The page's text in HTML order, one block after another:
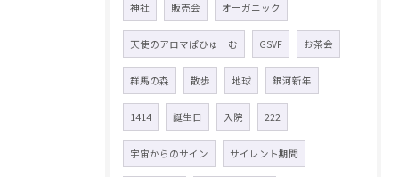
神社 販売会 オーガニック
天使のアロマぱひゅーむ GSVF お茶会
群馬の森 散歩 地球 銀河新年
1414 誕生日 入院 222
宇宙からのサイン サイレント期間